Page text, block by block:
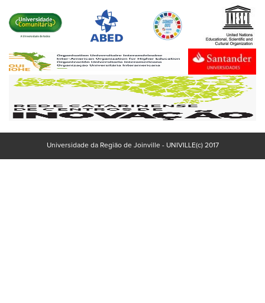
Universidade da Região de Joinville - UNIVILLE(c) 2017